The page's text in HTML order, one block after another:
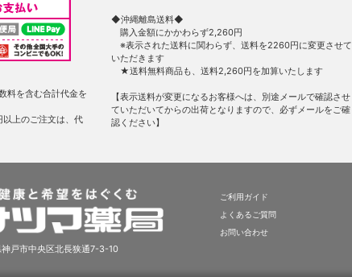
料を含む合計代金を
上のご注文は、代
◆沖縄離島送料◆
購入金額にかかわらず2,260円
※表示された送料に関わらず、送料を2260円に変更させて
いただきます
★送料無料商品も、送料2,260円を加算いたします
【表示送料が変更になるお客様へは、別途メールで確認させ
ていただいてからの出荷となりますので、必ずメールをご確
認ください】
戸市中央区北長狭通7-3-10
ご利用ガイド
よくあるご質問
お問い合わせ